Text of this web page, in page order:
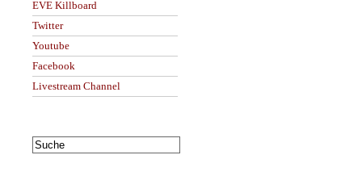
EVE Killboard
Twitter
Youtube
Facebook
Livestream Channel